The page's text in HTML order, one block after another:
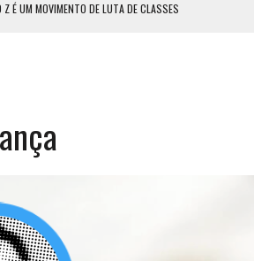
Z É UM MOVIMENTO DE LUTA DE CLASSES
NÚMEROS DA DIGITALIZAÇÃO DAS COOPERATIVAS
O COOPERATIVISMO GLOBAL